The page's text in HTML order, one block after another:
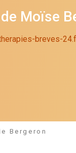
Moïse
breves-
Bergeron